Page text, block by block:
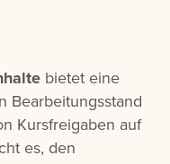
bietet eine
Bearbeitungsstand
Kursfreigaben auf
es, den